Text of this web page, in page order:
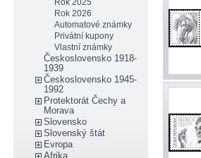
Rok 2026
Automatové známky
Privátní kupony
Vlastní známky
Československo 1918-
1939
Československo 1945-
1992
Protektorát Čechy a
Morava
Slovensko
Slovenský štát
Evropa
Afrika